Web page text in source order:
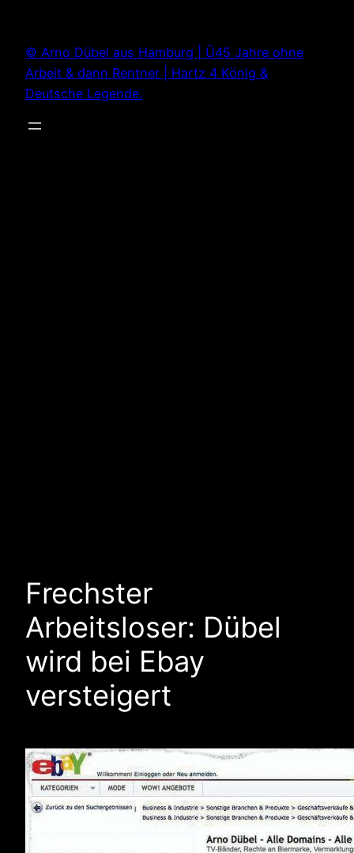
springen
© Arno Dübel aus Hamburg | Ü45 Jahre ohne
Arbeit & dann Rentner | Hartz 4 König &
Deutsche Legende.
Frechster
Arbeitsloser: Dübel
wird bei Ebay
versteigert